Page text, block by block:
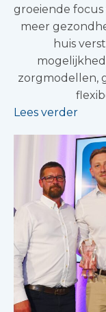
groeiende focus
meer
huis
zorgmodellen,
Lees verder